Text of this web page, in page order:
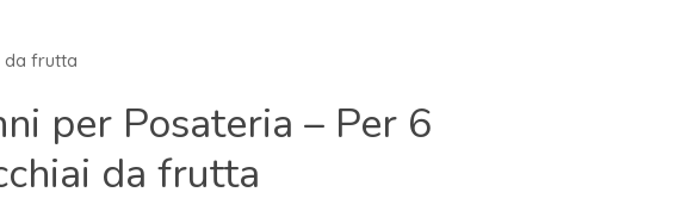
da frutta
per Posateria – Per 6
da frutta